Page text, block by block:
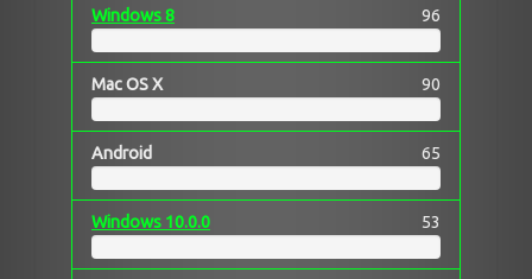
Windows 8 96
Mac OS X 90
Android 65
Windows 10.0.0 53